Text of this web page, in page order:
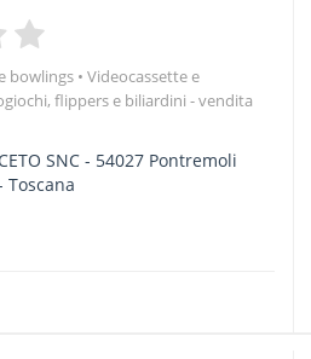
bowlings
Videocassette e
flippers e biliardini - vendita
SNC - 54027 Pontremoli
Toscana